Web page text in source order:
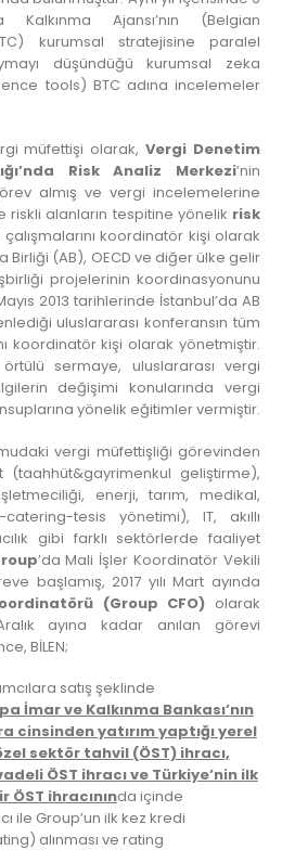
Ajansı’nın (Belgian
kurumsal stratejisine paralel
düşündüğü kurumsal zeka
tools) BTC adına incelemeler
müfettişi olarak, Vergi Denetim
Risk Analiz Merkezi’nin
almış ve vergi incelemelerine
alanların tespitine yönelik risk
çalışmalarını koordinatör kişi olarak
Birliği (AB), OECD ve diğer ülke gelir
projelerinin koordinasyonunu
2013 tarihlerinde İstanbul’da AB
uluslararası konferansın tüm
koordinatör kişi olarak yönetmiştir.
örtülü sermaye, uluslararası vergi
değişimi konularında vergi
yönelik eğitimler vermiştir.
vergi müfettişliği görevinden
(taahhüt&gayrimenkul geliştirme),
enerji, tarım, medikal,
tesis yönetimi), IT, akıllı
gibi farklı sektörlerde faaliyet
’da Mali İşler Koordinatör Vekili
başlamış, 2017 yılı Mart ayında
(Group CFO) olarak
ayına kadar anılan görevi
BİLEN;
satış şeklinde
İmar ve Kalkınma Bankası’nın
cinsinden yatırım yaptığı yerel
sektör tahvil (ÖST) ihracı,
ÖST ihracı ve Türkiye’nin ilk
ihracınında içinde
ile Group’un ilk kez kredi
alınması ve rating